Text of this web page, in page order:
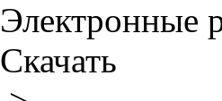
Электронные
Скачать